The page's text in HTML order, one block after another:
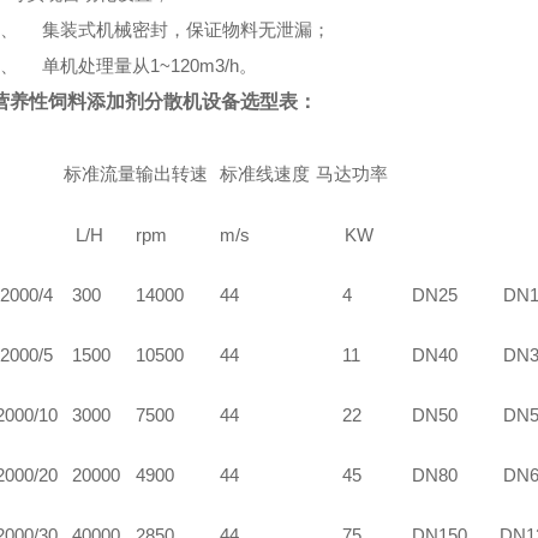
集装式机械密封，保证物料无泄漏；
单机处理量从1~120m3/h。
养性饲料添加剂分散机设备选型表：
标准流量输出转速 标准线速度 马达功率
L/H rpm m/s KW
2000/4 300 14000 44 4 DN25
2000/5 1500 10500 44 11 DN40
10 3000 7500 44 22 DN50
20 20000 4900 44 45 DN80